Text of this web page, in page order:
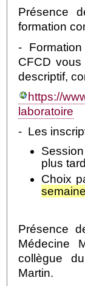
Présence
formation
-
CFCD
descriptif,
https://
laboratoire
- Les
plus
Choix
Présence
Médecine
collègue
Martin.